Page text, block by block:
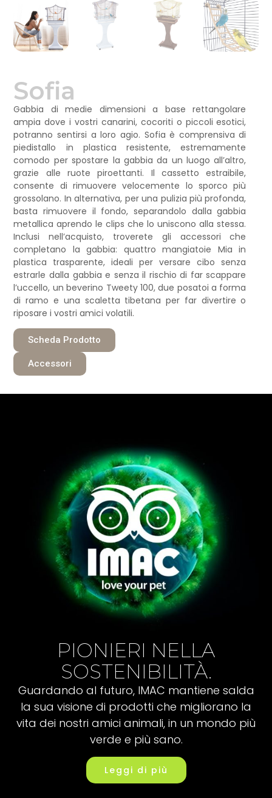
Sofia
Gabbia di medie dimensioni a base rettangolare
ampia dove i vostri canarini, cocoriti o piccoli esotici,
potranno sentirsi a loro agio. Sofia è comprensiva di
piedistallo in plastica resistente, estremamente
comodo per spostare la gabbia da un luogo all’altro,
grazie alle ruote piroettanti. Il cassetto estraibile,
consente di rimuovere velocemente lo sporco più
grossolano. In alternativa, per una pulizia più profonda,
basta rimuovere il fondo, separandolo dalla gabbia
metallica aprendo le clips che lo uniscono alla stessa.
Inclusi nell’acquisto, troverete gli accessori che
completano la gabbia: quattro mangiatoie Mia in
plastica trasparente, ideali per versare cibo senza
estrarle dalla gabbia e senza il rischio di far scappare
l’uccello, un beverino Tweety 100, due posatoi a forma
di ramo e una scaletta tibetana per far divertire o
riposare i vostri amici volatili.
Scheda Prodotto
Accessori
PIONIERI NELLA
SOSTENIBILITÀ.
Guardando al futuro, IMAC mantiene salda
la sua visione di prodotti che migliorano la
vita dei nostri amici animali, in un mondo più
verde e più sano.
Leggi di più